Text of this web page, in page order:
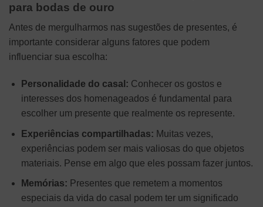
para bodas de ouro
Antes de mergulharmos nas sugestões de presentes, é
importante considerar alguns fatores que podem
influenciar sua escolha:
Personalidade do casal: Conhecer os gostos e
interesses dos homenageados é fundamental para
escolher um presente que realmente os represente.
Experiências compartilhadas: Muitas vezes,
experiências podem ser mais valiosas do que objetos
materiais. Pense em algo que eles possam fazer juntos.
Memórias: Presentes que remetem a momentos
especiais da vida do casal podem ter um significado